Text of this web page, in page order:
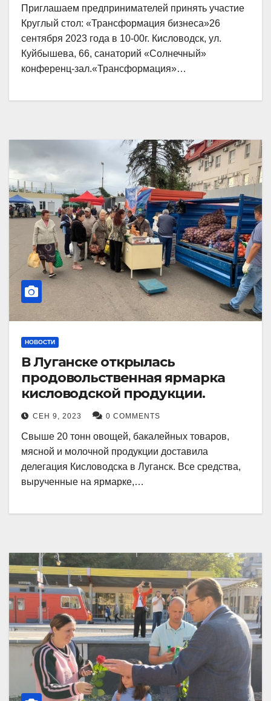
Приглашаем предпринимателей принять участие
Круглый стол: «Трансформация бизнеса»26
сентября 2023 года в 10-00г. Кисловодск, ул.
Куйбышева, 66, санаторий «Солнечный»
конференц-зал.«Трансформация»…
НОВОСТИ
В Луганске открылась
продовольственная ярмарка
кисловодской продукции.
СЕН 9, 2023 0 COMMENTS
Свыше 20 тонн овощей, бакалейных товаров,
мясной и молочной продукции доставила
делегация Кисловодска в Луганск. Все средства,
вырученные на ярмарке,…